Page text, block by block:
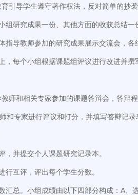
引导学生遵守著作权法，反对简单的抄袭
组研究成果一份、其他方面的收获总结
指导教师参加的研究成果展示交流会，
，每个小组根据课题组评议进行改进并
师和相关专家参加的课题答辩会，答辩
和专家进行评议和打分，并填写答辩记录
，并提交个人课题研究记录本。
行互评，评出每个学生分数。
汇总。小组成绩由以下四部分构成：A